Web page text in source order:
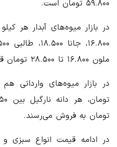
۵۹.۸۰۰ تومان است.
ملون ۱۶.۸۰۰ تا ۲۸.۵۰۰ تومان قیمت گذاری شده است.
تومان به فروش می‌رسند.
در ادامه قیمت انواع سبزی